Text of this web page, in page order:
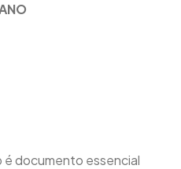
documento essencial